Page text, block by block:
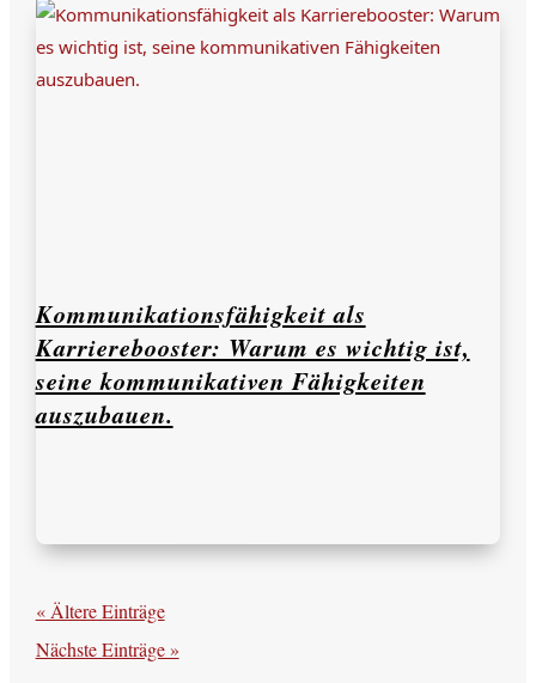
Kommunikationsfähigkeit als
Karrierebooster: Warum es wichtig ist,
seine kommunikativen Fähigkeiten
auszubauen.
« Ältere Einträge
Nächste Einträge »